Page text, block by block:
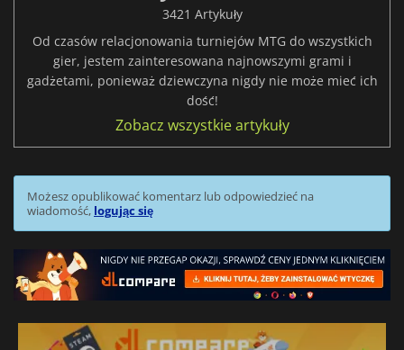
3421 Artykuły
Od czasów relacjonowania turniejów MTG do wszystkich
gier, jestem zainteresowana najnowszymi grami i
gadżetami, ponieważ dziewczyna nigdy nie może mieć ich
dość!
Zobacz wszystkie artykuły
Możesz opublikować komentarz lub odpowiedzieć na
wiadomość, logując się